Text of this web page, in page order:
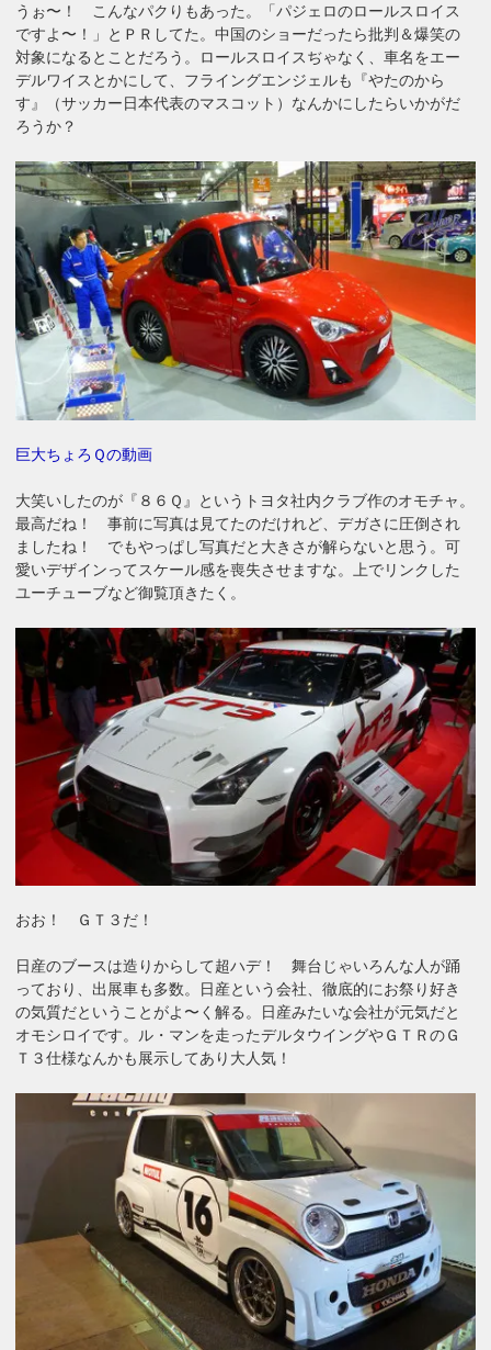
うぉ〜！ こんなパクりもあった。「パジェロのロールスロイス
ですよ〜！」とＰＲしてた。中国のショーだったら批判＆爆笑の
対象になるとことだろう。ロールスロイスぢゃなく、車名をエー
デルワイスとかにして、フライングエンジェルも『やたのから
す』（サッカー日本代表のマスコット）なんかにしたらいかがだ
ろうか？
巨大ちょろＱの動画
大笑いしたのが『８６Ｑ』というトヨタ社内クラブ作のオモチャ。
最高だね！ 事前に写真は見てたのだけれど、デガさに圧倒され
ましたね！ でもやっぱし写真だと大きさが解らないと思う。可
愛いデザインってスケール感を喪失させますな。上でリンクした
ユーチューブなど御覧頂きたく。
おお！ ＧＴ３だ！
日産のブースは造りからして超ハデ！ 舞台じゃいろんな人が踊
っており、出展車も多数。日産という会社、徹底的にお祭り好き
の気質だということがよ〜く解る。日産みたいな会社が元気だと
オモシロイです。ル・マンを走ったデルタウイングやＧＴＲのＧ
Ｔ３仕様なんかも展示してあり大人気！